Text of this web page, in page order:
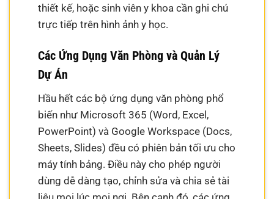
thiết kế, hoặc sinh viên y khoa cần ghi chú
trực tiếp trên hình ảnh y học.
Các Ứng Dụng Văn Phòng và Quản Lý
Dự Án
Hầu hết các bộ ứng dụng văn phòng phổ
biến như Microsoft 365 (Word, Excel,
PowerPoint) và Google Workspace (Docs,
Sheets, Slides) đều có phiên bản tối ưu cho
máy tính bảng. Điều này cho phép người
dùng dễ dàng tạo, chỉnh sửa và chia sẻ tài